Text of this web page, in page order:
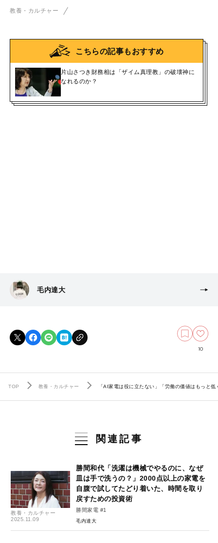
教養・カルチャー
こちらの記事もおすすめ
片山さつき財務相は「ザイム真理教」の破壊神に
なれるのか？
毛内達大
10
TOP 教養・カルチャー 「AI家電は役に立たない」「労働の価値はもっと
関連記事
教養・カルチャー
2025.11.09
勝間和代「洗濯は機械でやるのに、なぜ
皿は手で洗うの？」2000点以上の家電を
自腹で試してたどり着いた、時間を取り
戻すための投資術
勝間家電 #1
毛内達大